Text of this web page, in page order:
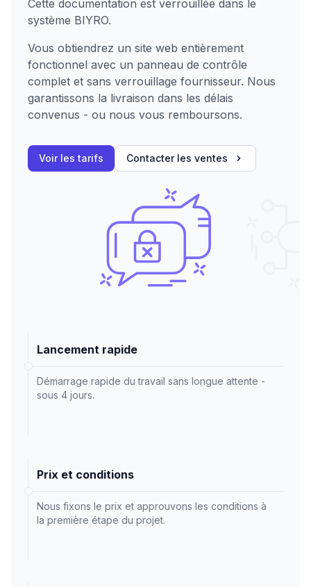
Cette documentation est verrouillée dans le
système BIYRO.
Vous obtiendrez un site web entièrement
fonctionnel avec un panneau de contrôle
complet et sans verrouillage fournisseur. Nous
garantissons la livraison dans les délais
convenus - ou nous vous remboursons.
Voir les tarifs Contacter les ventes
Lancement rapide
Démarrage rapide du travail sans longue attente -
sous 4 jours.
Prix et conditions
Nous fixons le prix et approuvons les conditions à
la première étape du projet.